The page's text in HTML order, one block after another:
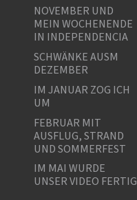
NOVEMBER UND
MEIN WOCHENENDE
IN INDEPENDENCIA
SCHWÄNKE AUSM
DEZEMBER
IM JANUAR ZOG ICH
UM
FEBRUAR MIT
AUSFLUG, STRAND
UND SOMMERFEST
IM MAI WURDE
UNSER VIDEO FERTIG